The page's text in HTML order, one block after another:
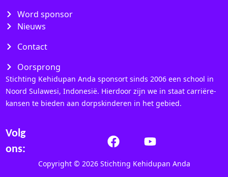
Word sponsor
Nieuws
Contact
Oorsprong
Stichting Kehidupan Anda sponsort sinds 2006 een school in
Noord Sulawesi, Indonesië. Hierdoor zijn we in staat carriëre-
kansen te bieden aan dorpskinderen in het gebied.
Volg
ons:
Copyright © 2026 Stichting Kehidupan Anda